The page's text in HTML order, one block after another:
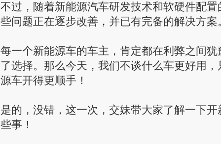
不过，随着新能源汽车研发技术和软硬件配
些问题正在逐步改善，并已有完备的解决方案
每一个新能源车的车主，肯定都在利弊之间
了选择。那么今天，我们不谈什么车更好用
源车开得更顺手！
是的，没错，这一次，交妹带大家了解一下
些事！